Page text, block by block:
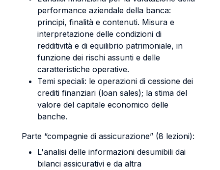
performance aziendale della banca:
principi, finalità e contenuti. Misura e
interpretazione delle condizioni di
redditività e di equilibrio patrimoniale, in
funzione dei rischi assunti e delle
caratteristiche operative.
Temi speciali: le operazioni di cessione dei
crediti finanziari (loan sales); la stima del
valore del capitale economico delle
banche.
Parte “compagnie di assicurazione” (8 lezioni):
L'analisi delle informazioni desumibili dai
bilanci assicurativi e da altra